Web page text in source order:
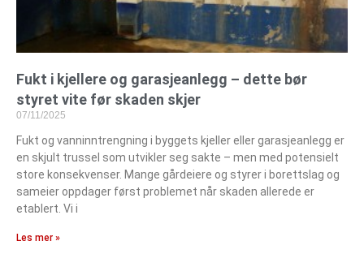
Fukt i kjellere og garasjeanlegg – dette bør
styret vite før skaden skjer
07/11/2025
Fukt og vanninntrengning i byggets kjeller eller garasjeanlegg er
en skjult trussel som utvikler seg sakte – men med potensielt
store konsekvenser. Mange gårdeiere og styrer i borettslag og
sameier oppdager først problemet når skaden allerede er
etablert. Vi i
Les mer »